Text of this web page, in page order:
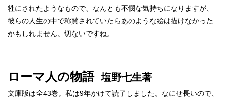
牲にされたようなもので、なんとも不憫な気持ちになりますが、
彼らの人生の中で称賛されていたらあのような絵は描けなかった
かもしれません。切ないですね。
ローマ人の物語 塩野七生著
文庫版は全43巻。私は9年かけて読了しました。なにせ長いので、